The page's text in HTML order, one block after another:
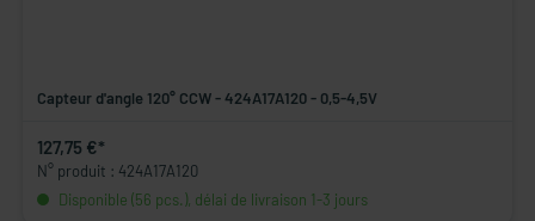
Capteur d'angle 120° CCW - 424A17A120 - 0,5-4,5V
127,75 €*
N° produit : 424A17A120
Disponible (56 pcs.), délai de livraison 1-3 jours